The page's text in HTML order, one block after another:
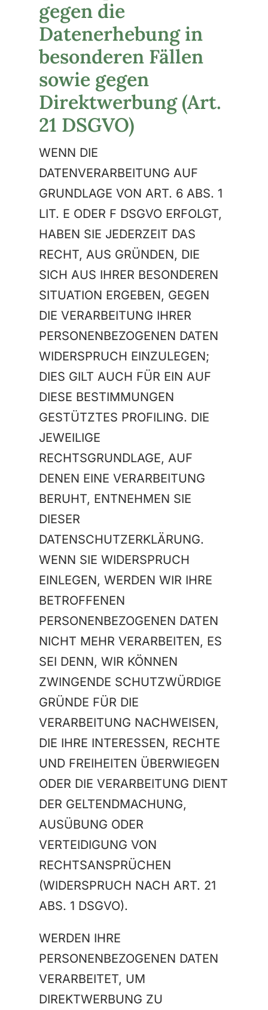
gegen die
Datenerhebung in
besonderen Fällen
sowie gegen
Direktwerbung (Art.
21 DSGVO)
WENN DIE
DATENVERARBEITUNG AUF
GRUNDLAGE VON ART. 6 ABS. 1
LIT. E ODER F DSGVO ERFOLGT,
HABEN SIE JEDERZEIT DAS
RECHT, AUS GRÜNDEN, DIE
SICH AUS IHRER BESONDEREN
SITUATION ERGEBEN, GEGEN
DIE VERARBEITUNG IHRER
PERSONENBEZOGENEN DATEN
WIDERSPRUCH EINZULEGEN;
DIES GILT AUCH FÜR EIN AUF
DIESE BESTIMMUNGEN
GESTÜTZTES PROFILING. DIE
JEWEILIGE
RECHTSGRUNDLAGE, AUF
DENEN EINE VERARBEITUNG
BERUHT, ENTNEHMEN SIE
DIESER
DATENSCHUTZERKLÄRUNG.
WENN SIE WIDERSPRUCH
EINLEGEN, WERDEN WIR IHRE
BETROFFENEN
PERSONENBEZOGENEN DATEN
NICHT MEHR VERARBEITEN, ES
SEI DENN, WIR KÖNNEN
ZWINGENDE SCHUTZWÜRDIGE
GRÜNDE FÜR DIE
VERARBEITUNG NACHWEISEN,
DIE IHRE INTERESSEN, RECHTE
UND FREIHEITEN ÜBERWIEGEN
ODER DIE VERARBEITUNG DIENT
DER GELTENDMACHUNG,
AUSÜBUNG ODER
VERTEIDIGUNG VON
RECHTSANSPRÜCHEN
(WIDERSPRUCH NACH ART. 21
ABS. 1 DSGVO).
WERDEN IHRE
PERSONENBEZOGENEN DATEN
VERARBEITET, UM
DIREKTWERBUNG ZU